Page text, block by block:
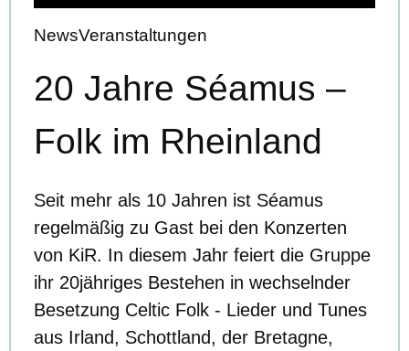
NewsVeranstaltungen
20 Jahre Séamus –
Folk im Rheinland
Seit mehr als 10 Jahren ist Séamus
regelmäßig zu Gast bei den Konzerten
von KiR. In diesem Jahr feiert die Gruppe
ihr 20jähriges Bestehen in wechselnder
Besetzung Celtic Folk - Lieder und Tunes
aus Irland, Schottland, der Bretagne,